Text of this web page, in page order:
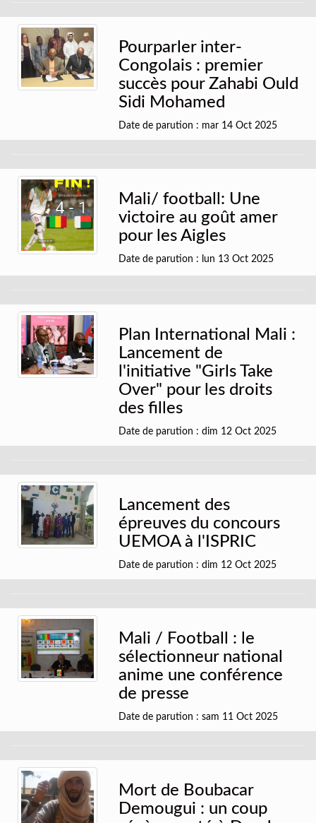
Pourparler inter-
Congolais : premier
succès pour Zahabi Ould
Sidi Mohamed
Date de parution : mar 14 Oct 2025
Mali/ football: Une
victoire au goût amer
pour les Aigles
Date de parution : lun 13 Oct 2025
Plan International Mali :
Lancement de
l'initiative "Girls Take
Over" pour les droits
des filles
Date de parution : dim 12 Oct 2025
Lancement des
épreuves du concours
UEMOA à l'ISPRIC
Date de parution : dim 12 Oct 2025
Mali / Football : le
sélectionneur national
anime une conférence
de presse
Date de parution : sam 11 Oct 2025
Mort de Boubacar
Demougui : un coup